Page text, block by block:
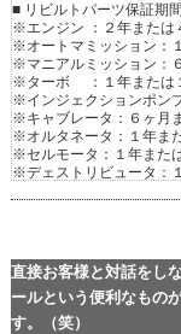
■ リビルトパーツ保証期間
※エンジン ：２年または
※オートマミッション：
※マニアルミッション：
※ターボ ：１年または
※インジェクションポン
※キャブレータ：６ヶ月
※オルタネータ：１年ま
※セルモータ：１年また
※デェストリビュータ：
※パワーステアリングギ
※パワーステアリングポ
※ 保証内容は各パーツに
直接お客様と対話をし
ールという便利なもの
す。（笑）